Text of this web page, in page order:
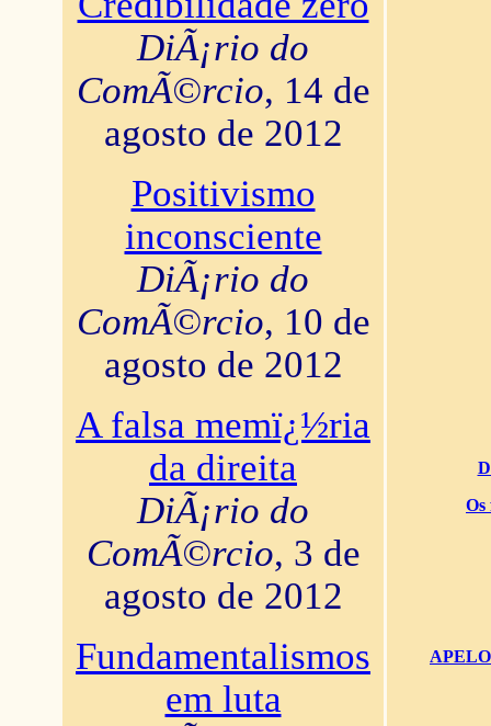
DiÃ¡rio do
ComÃ©rcio, 14 de
agosto de 2012
Positivismo
inconsciente
DiÃ¡rio do
ComÃ©rcio, 10 de
agosto de 2012
A falsa memï¿½ria
da direita
DiÃ¡rio do
ComÃ©rcio, 3 de
agosto de 2012
Fundamentalismos
em luta
Os